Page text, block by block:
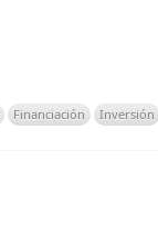
Financiación Inversión